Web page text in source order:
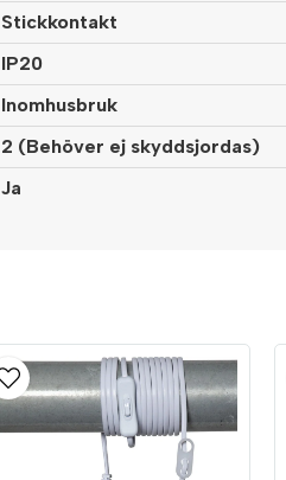
Stickkontakt
IP20
Inomhusbruk
2 (Behöver ej skyddsjordas)
Ja